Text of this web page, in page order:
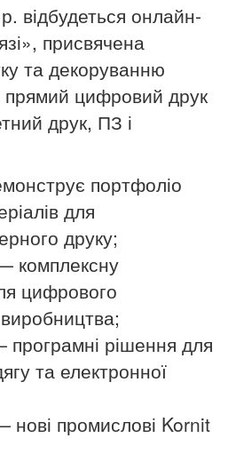
відбудеться онлайн-
присвячена
та декоруванню
цифровий друк
друк, ПЗ і
портфоліо
для
друку;
комплексну
цифрового
рішення для
та електронної
промислові Kornit